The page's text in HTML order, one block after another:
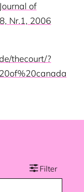
of
Nr.1, 2006
thecourt/?